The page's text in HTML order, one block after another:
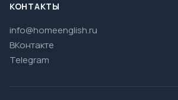
КОНТАКТЫ
info@homeenglish.ru
ВКонтакте
Telegram